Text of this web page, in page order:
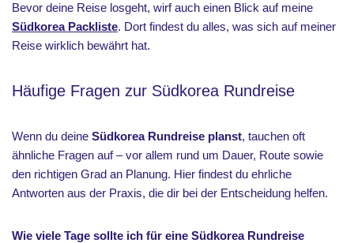
Bevor deine Reise losgeht, wirf auch einen Blick auf meine
Südkorea Packliste. Dort findest du alles, was sich auf meiner
Reise wirklich bewährt hat.
Häufige Fragen zur Südkorea Rundreise
Wenn du deine Südkorea Rundreise planst, tauchen oft
ähnliche Fragen auf – vor allem rund um Dauer, Route sowie
den richtigen Grad an Planung. Hier findest du ehrliche
Antworten aus der Praxis, die dir bei der Entscheidung helfen.
Wie viele Tage sollte ich für eine Südkorea Rundreise